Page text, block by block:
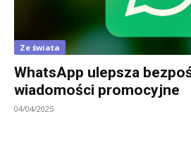
Ze świata
WhatsApp ulepsza
wiadomości promocyjne
04/04/2025